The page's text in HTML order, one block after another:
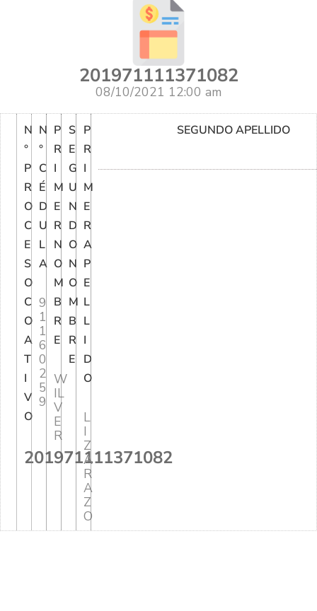
201971111371082
08/10/2021 12:00 am
N
°
P
R
O
C
E
S
O
C
O
A
T
I
V
O
201971111371082
N
°
C
É
D
U
L
A
9
1
1
6
0
2
5
9
P
R
I
M
E
R
N
O
M
B
R
E
W
IL
V
E
R
S
E
G
U
N
D
O
N
O
M
B
R
E
P
R
I
M
E
R
A
P
E
L
L
I
D
O
L
I
Z
A
R
A
Z
O
SEGUNDO APELLIDO